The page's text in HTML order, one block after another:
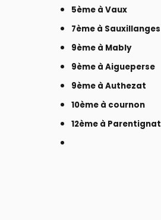
5ème à Vaux
7ème à Sauxillanges
9ème à Mably
9ème à Aigueperse
9ème à Authezat
10ème à cournon
12ème à Parentignat